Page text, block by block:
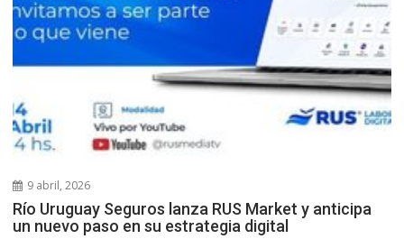
9 abril, 2026
Río Uruguay Seguros lanza RUS Market y anticipa
un nuevo paso en su estrategia digital